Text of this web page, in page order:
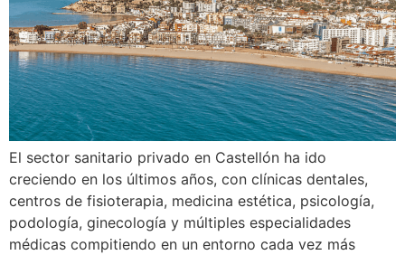
El sector sanitario privado en Castellón ha ido
creciendo en los últimos años, con clínicas dentales,
centros de fisioterapia, medicina estética, psicología,
podología, ginecología y múltiples especialidades
médicas compitiendo en un entorno cada vez más